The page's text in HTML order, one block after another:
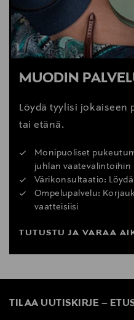
MUODIN
Löydä tyylisi jokaiseen
tai etänä.
Monipuoliset
juhlan vaatevalintoihin
Värikonsultaatio:
Ompelupalvelu:
vaatteisiisi
TUTUSTU JA VARAA
TILAA UUTISKIRJE –